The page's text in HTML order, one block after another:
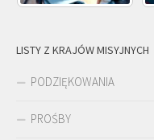
LISTY Z KRAJÓW MISYJNYCH
PODZIĘKOWANIA
PROŚBY